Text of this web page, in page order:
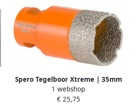
Spero Tegelboor Xtreme | 35mm
x 40mm | met opruimfunctie nat
& droog | M14 35-M14-TDN
1 webshop
€ 25,75